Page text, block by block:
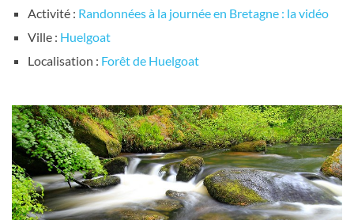
Activité : Randonnées à la journée en Bretagne : la vidéo
Ville : Huelgoat
Localisation : Forêt de Huelgoat